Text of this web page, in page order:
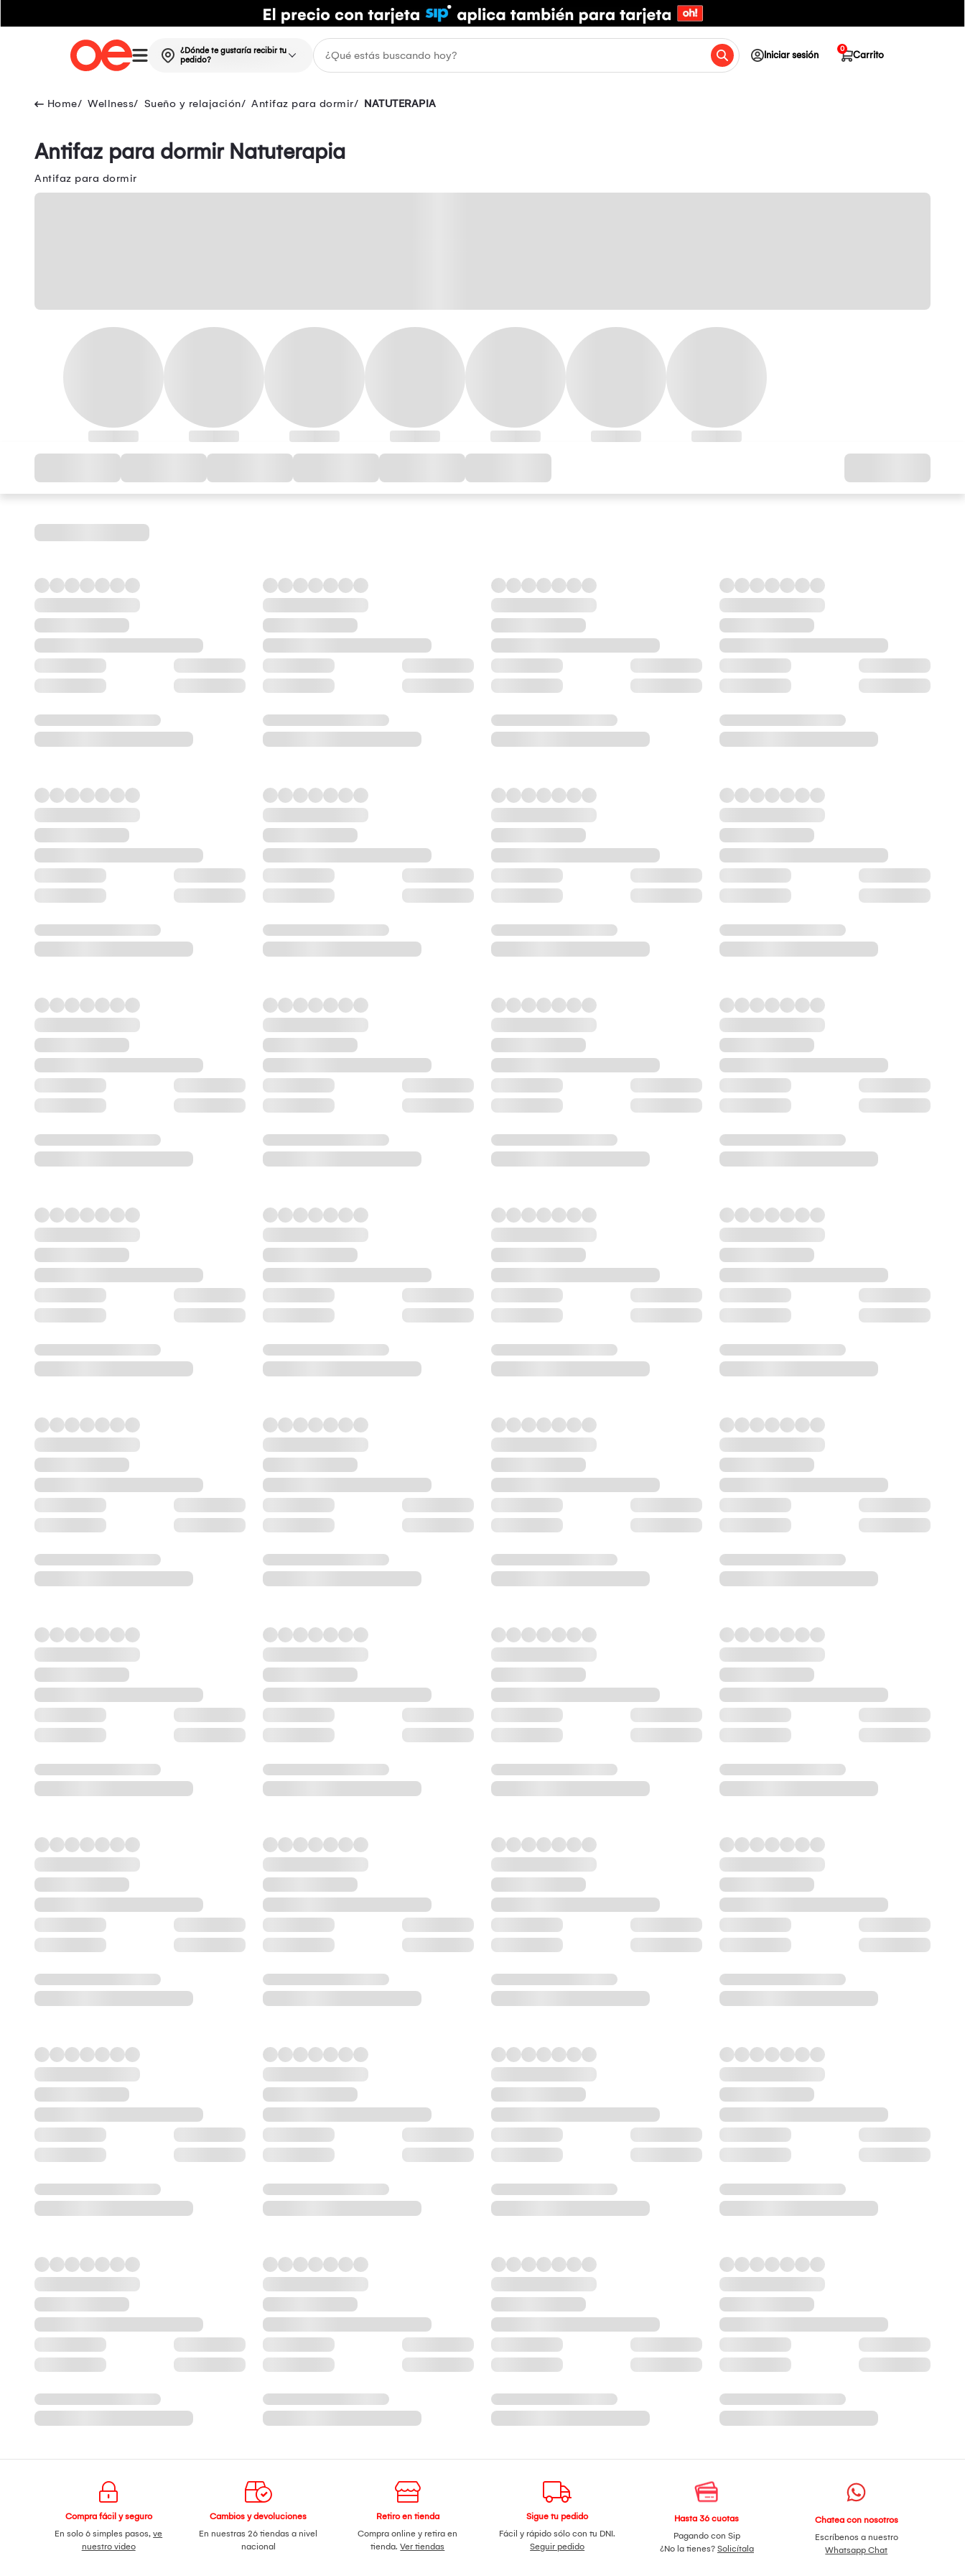
¿Dónde te gustaría recibir tu
pedido?
Iniciar sesión Carrito
0
Wellness Sueño y relajación Antifaz para dormir NATUTERAPIA
Antifaz para dormir Natuterapia
Antifaz para dormir
Compra fácil y seguro
En solo 6 simples pasos,ve
nuestro video
Cambios y devoluciones
En nuestras 26 tiendas a nivel
nacional
Retiro en tienda
Compra online y retira en
tienda.Ver tiendas
Sigue tu pedido
Fácil y rápido sólo con tu DNI.
Seguir pedido
Hasta 36 cuotas
Pagando con Sip
¿No la tienes? Solicítala
Chatea con nosotros
Escríbenos a nuestro
Whatsapp Chat